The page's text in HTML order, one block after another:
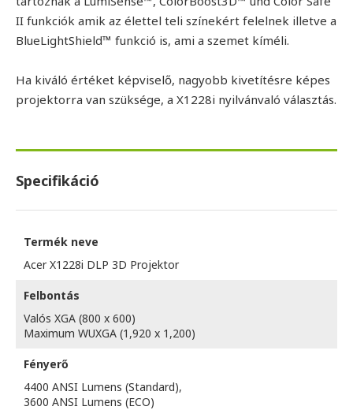
II funkciók amik az élettel teli színekért felelnek illetve a
BlueLightShield™ funkció is, ami a szemet kíméli.
Ha kiváló értéket képviselő, nagyobb kivetítésre képes
projektorra van szüksége, a X1228i nyilvánvaló választás.
Specifikáció
Termék neve
Acer X1228i DLP 3D Projektor
Felbontás
Valós XGA (800 x 600)
Maximum WUXGA (1,920 x 1,200)
Fényerő
4400 ANSI Lumens (Standard),
3600 ANSI Lumens (ECO)